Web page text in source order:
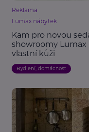
Reklama
Lumax nábytek
Kam pro novou
showroomy Lumax
vlastní kůži
Bydlení, domácnost